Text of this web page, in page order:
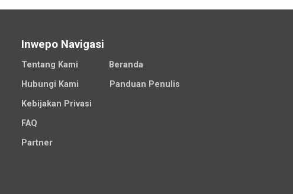
Inwepo Navigasi
Tentang Kami
Beranda
Hubungi Kami
Panduan Penulis
Kebijakan Privasi
FAQ
Partner